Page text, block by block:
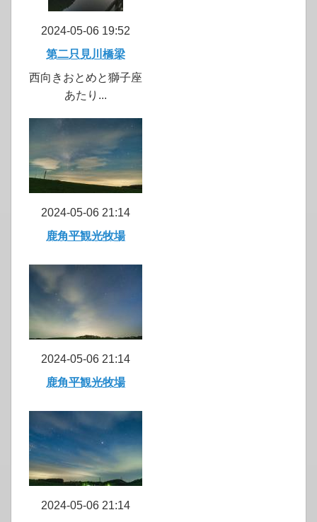
2024-05-06 19:52
第二只見川橋梁
西向きおとめと獅子座
あたり...
2024-05-06 21:14
鹿角平観光牧場
2024-05-06 21:14
鹿角平観光牧場
2024-05-06 21:14